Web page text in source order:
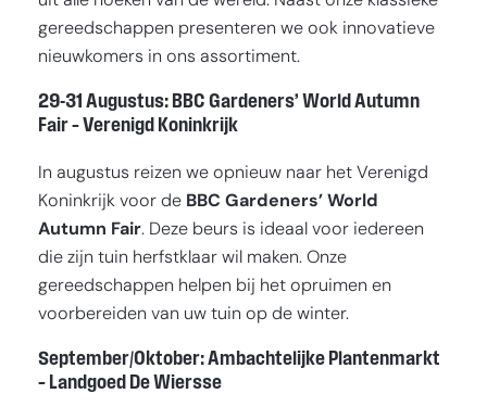
gereedschappen presenteren we ook innovatieve
nieuwkomers in ons assortiment.
29-31 Augustus: BBC Gardeners’ World Autumn
Fair – Verenigd Koninkrijk
In augustus reizen we opnieuw naar het Verenigd
Koninkrijk voor de BBC Gardeners’ World
Autumn Fair. Deze beurs is ideaal voor iedereen
die zijn tuin herfstklaar wil maken. Onze
gereedschappen helpen bij het opruimen en
voorbereiden van uw tuin op de winter.
September/Oktober: Ambachtelijke Plantenmarkt
– Landgoed De Wiersse